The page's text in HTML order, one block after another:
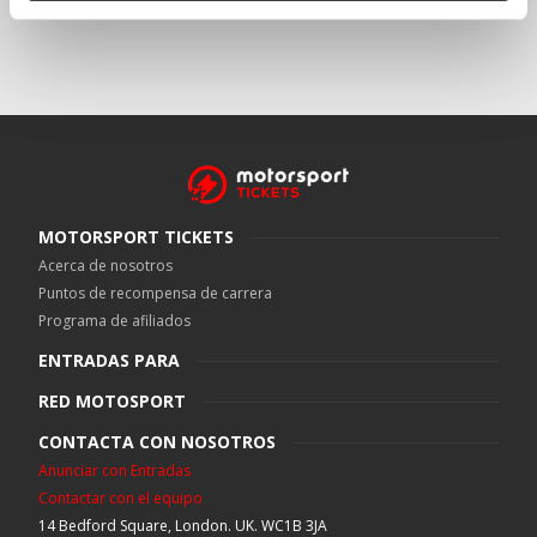
MOTORSPORT TICKETS
Acerca de nosotros
Puntos de recompensa de carrera
Programa de afiliados
ENTRADAS PARA
RED MOTOSPORT
CONTACTA CON NOSOTROS
Anunciar con Entradas
Contactar con el equipo
14 Bedford Square, London. UK. WC1B 3JA